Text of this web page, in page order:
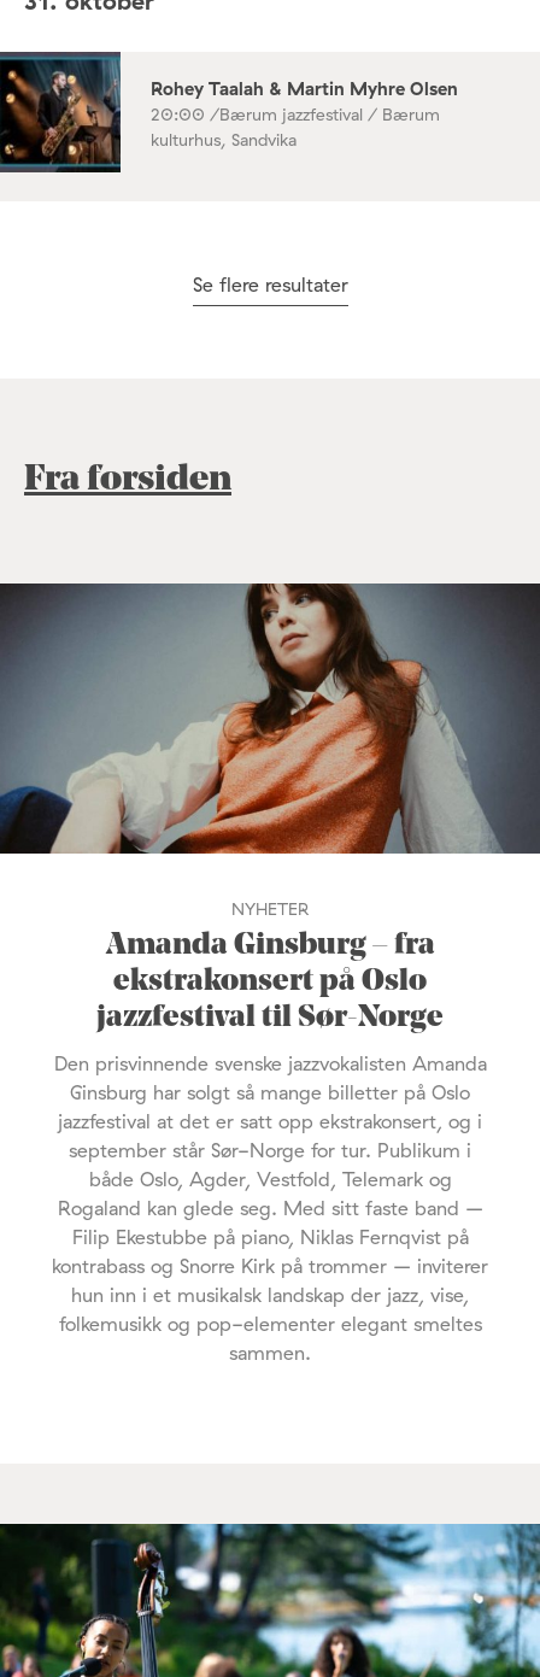
Rohey Taalah & Martin Myhre Olsen
20:00 /Bærum jazzfestival / Bærum
kulturhus, Sandvika
Se flere resultater
Fra forsiden
NYHETER
Amanda Ginsburg – fra
ekstrakonsert på Oslo
jazzfestival til Sør-Norge
Den prisvinnende svenske jazzvokalisten Amanda
Ginsburg har solgt så mange billetter på Oslo
jazzfestival at det er satt opp ekstrakonsert, og i
september står Sør-Norge for tur. Publikum i
både Oslo, Agder, Vestfold, Telemark og
Rogaland kan glede seg. Med sitt faste band –
Filip Ekestubbe på piano, Niklas Fernqvist på
kontrabass og Snorre Kirk på trommer – inviterer
hun inn i et musikalsk landskap der jazz, vise,
folkemusikk og pop-elementer elegant smeltes
sammen.